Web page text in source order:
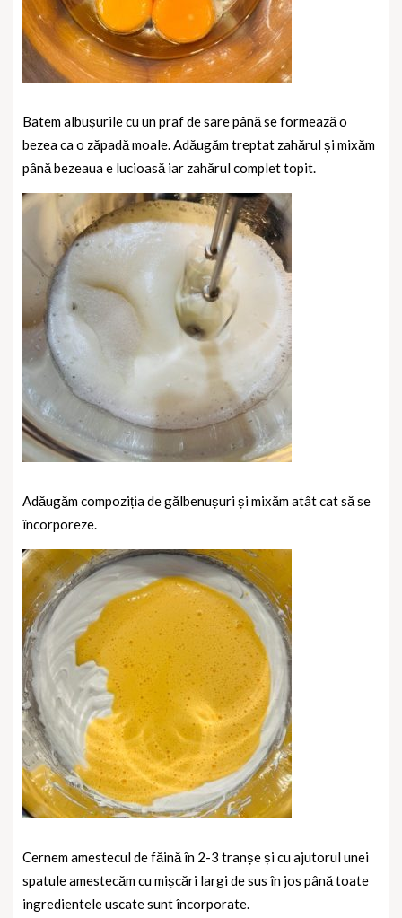
Batem albușurile cu un praf de sare până se formează o
bezea ca o zăpadă moale. Adăugăm treptat zahărul și mixăm
până bezeaua e lucioasă iar zahărul complet topit.
Adăugăm compoziția de gălbenușuri și mixăm atât cat să se
încorporeze.
Cernem amestecul de făină în 2-3 tranșe și cu ajutorul unei
spatule amestecăm cu mișcări largi de sus în jos până toate
ingredientele uscate sunt încorporate.